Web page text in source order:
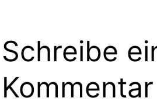
Schreibe
Kommentar